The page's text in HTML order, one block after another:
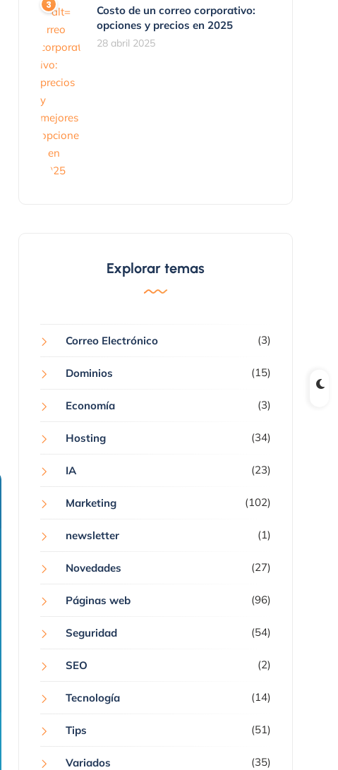
Costo de un correo corporativo:
opciones y precios en 2025
28 abril 2025
Explorar temas
Correo Electrónico (3)
Dominios (15)
Economía (3)
Hosting (34)
IA (23)
Marketing (102)
newsletter (1)
Novedades (27)
Páginas web (96)
Seguridad (54)
SEO (2)
Tecnología (14)
Tips (51)
Variados (35)